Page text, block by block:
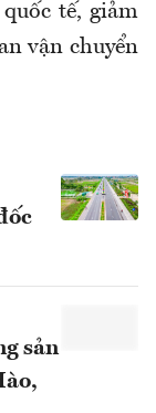
tế, giảm
vận chuyển
sản